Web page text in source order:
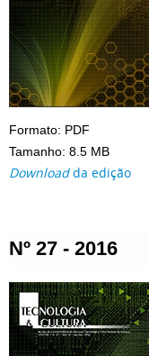
Formato: PDF
Tamanho: 8.5 MB
Downloadda edição
Nº 27 - 2016